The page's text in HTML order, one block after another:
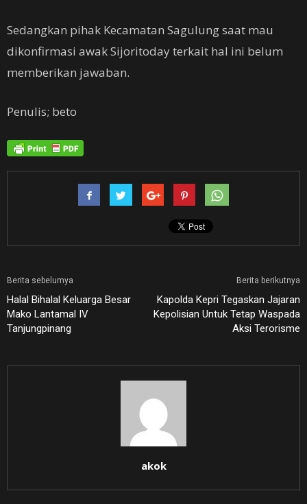
Sedangkan pihak Kecamatan Sagulung saat mau
dikonfirmasi awak Sijoritoday terkait hal ini belum
memberikan jawaban.
Penulis; beto
Berita sebelumya
Halal Bihalal Keluarga Besar
Mako Lantamal IV
Tanjungpinang
Berita berikutnya
Kapolda Kepri Tegaskan Jajaran
Kepolisian Untuk Tetap Waspada
Aksi Terorisme
akok